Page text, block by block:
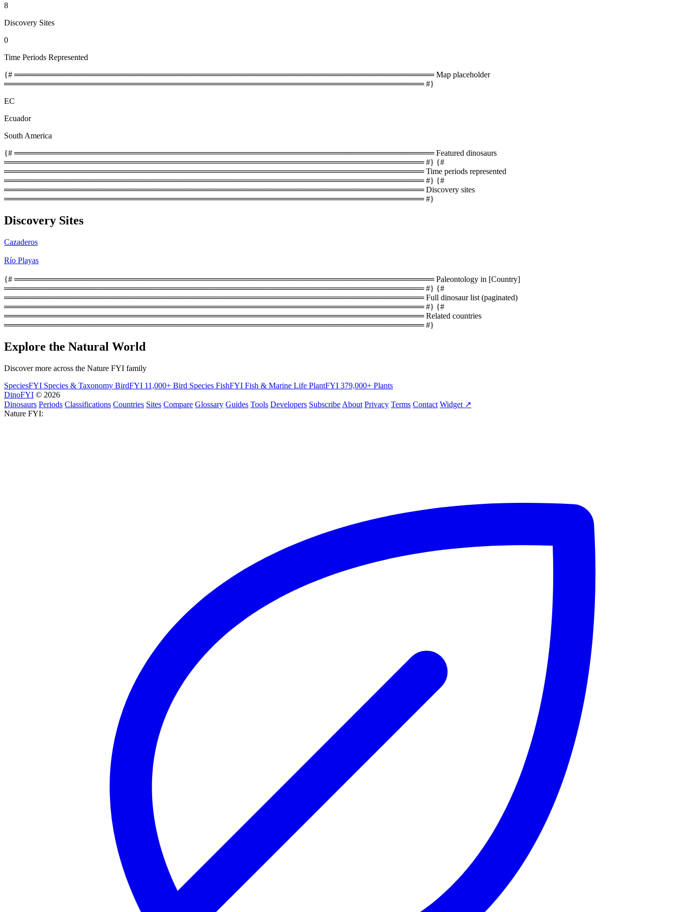
8
Discovery Sites
0
Time Periods Represented
{# ═══════════════════════════════════════════════════════════════════════════ Map placeholder
═══════════════════════════════════════════════════════════════════════════ #}
EC
Ecuador
South America
{# ═══════════════════════════════════════════════════════════════════════════ Featured dinosaurs
═══════════════════════════════════════════════════════════════════════════ #} {#
═══════════════════════════════════════════════════════════════════════════ Time periods represented
═══════════════════════════════════════════════════════════════════════════ #} {#
═══════════════════════════════════════════════════════════════════════════ Discovery sites
═══════════════════════════════════════════════════════════════════════════ #}
Discovery Sites
Cazaderos
Río Playas
{# ═══════════════════════════════════════════════════════════════════════════ Paleontology in [Country]
═══════════════════════════════════════════════════════════════════════════ #} {#
═══════════════════════════════════════════════════════════════════════════ Full dinosaur list (paginated)
═══════════════════════════════════════════════════════════════════════════ #} {#
═══════════════════════════════════════════════════════════════════════════ Related countries
═══════════════════════════════════════════════════════════════════════════ #}
Explore the Natural World
Discover more across the Nature FYI family
SpeciesFYI Species & Taxonomy BirdFYI 11,000+ Bird Species FishFYI Fish & Marine Life PlantFYI 379,000+ Plants
DinoFYI © 2026
Dinosaurs Periods Classifications Countries Sites Compare Glossary Guides Tools Developers Subscribe About Privacy Terms Contact Widget ↗
Nature FYI: